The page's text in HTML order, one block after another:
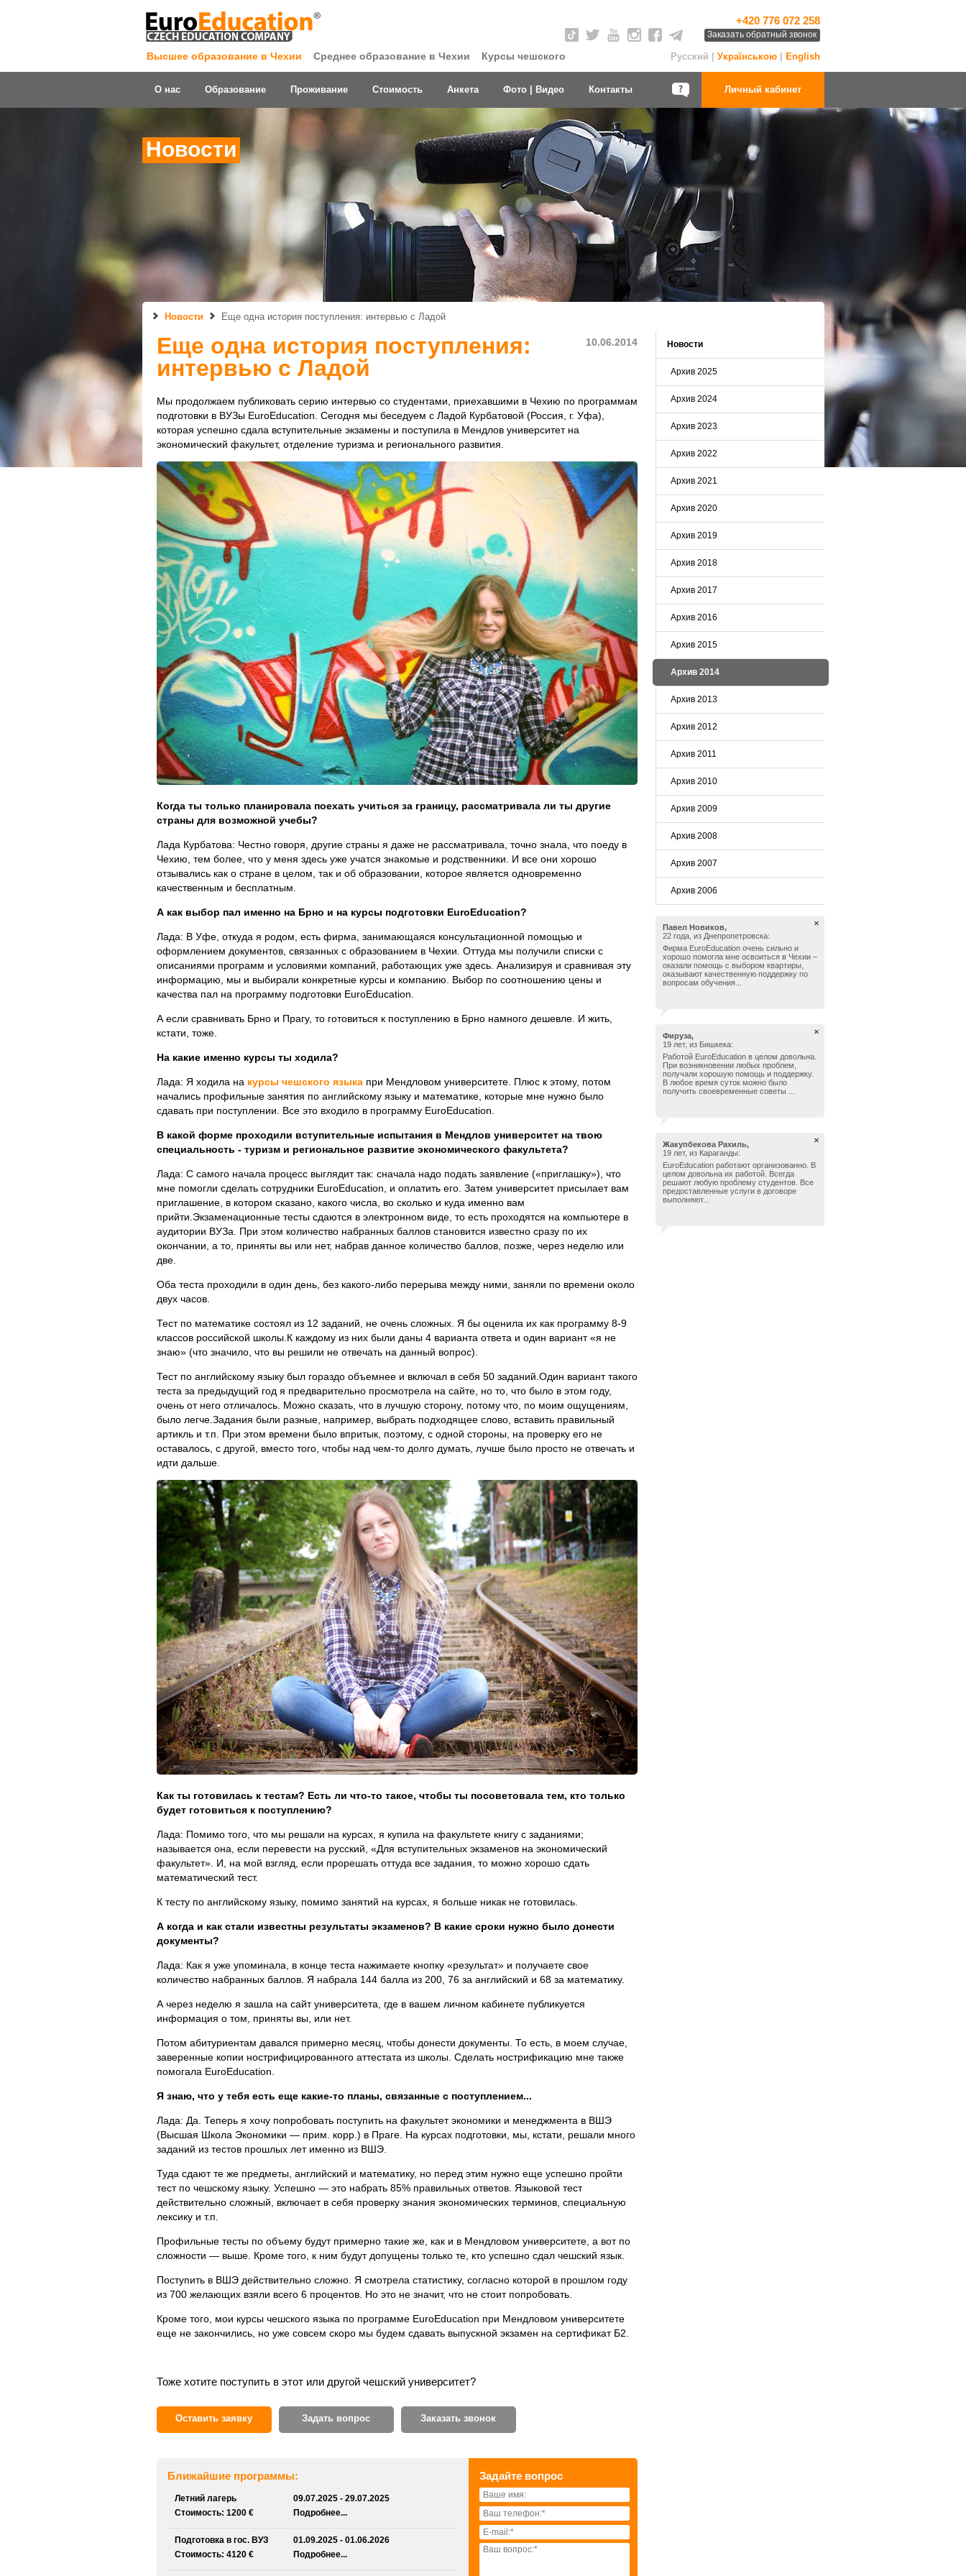
Высшее образование в Чехии Среднее образование в Чехии Курсы чешского
+420 776 072 258
Заказать обратный звонок
Русский | Українською| English
О нас Образование Проживание Стоимость Анкета Фото | Видео Контакты Личный кабинет
Новости
Новости Еще одна история поступления: интервью с Ладой
Новости
Архив 2025
Архив 2024
Архив 2023
Архив 2022
Архив 2021
Архив 2020
Архив 2019
Архив 2018
Архив 2017
Архив 2016
Архив 2015
Архив 2014
Архив 2013
Архив 2012
Архив 2011
Архив 2010
Архив 2009
Архив 2008
Архив 2007
Архив 2006
Павел Новиков,
22 года, из Днепропетровска:
Фирма EuroEducation очень сильно и
хорошо помогла мне освоиться в Чехии –
оказали помощь с выбором квартиры,
оказывают качественную поддержку по
вопросам обучения...
Фируза,
19 лет, из Бишкека:
Работой EuroEducation в целом довольна.
При возникновении любых проблем,
получали хорошую помощь и поддержку.
В любое время суток можно было
получить своевременные советы ...
Жакупбекова Рахиль,
19 лет, из Караганды:
EuroEducation работают организованно. В
целом довольна их работой. Всегда
решают любую проблему студентов. Все
предоставленные услуги в договоре
выполняют...
10.06.2014
Еще одна история поступления:
интервью с Ладой
Мы продолжаем публиковать серию интервью со студентами, приехавшими в Чехию по программам
подготовки в ВУЗы EuroEducation. Сегодня мы беседуем с Ладой Курбатовой (Россия, г. Уфа),
которая успешно сдала вступительные экзамены и поступила в Мендлов университет на
экономический факультет, отделение туризма и регионального развития.
Когда ты только планировала поехать учиться за границу, рассматривала ли ты другие
страны для возможной учебы?
Лада Курбатова: Честно говоря, другие страны я даже не рассматривала, точно знала, что поеду в
Чехию, тем более, что у меня здесь уже учатся знакомые и родственники. И все они хорошо
отзывались как о стране в целом, так и об образовании, которое является одновременно
качественным и бесплатным.
А как выбор пал именно на Брно и на курсы подготовки EuroEducation?
Лада: В Уфе, откуда я родом, есть фирма, занимающаяся консультационной помощью и
оформлением документов, связанных с образованием в Чехии. Оттуда мы получили списки с
описаниями программ и условиями компаний, работающих уже здесь. Анализируя и сравнивая эту
информацию, мы и выбирали конкретные курсы и компанию. Выбор по соотношению цены и
качества пал на программу подготовки EuroEducation.
А если сравнивать Брно и Прагу, то готовиться к поступлению в Брно намного дешевле. И жить,
кстати, тоже.
На какие именно курсы ты ходила?
Лада: Я ходила на курсы чешского языкапри Мендловом университете. Плюс к этому, потом
начались профильные занятия по английскому языку и математике, которые мне нужно было
сдавать при поступлении. Все это входило в программу EuroEducation.
В какой форме проходили вступительные испытания в Мендлов университет на твою
специальность - туризм и региональное развитие экономического факультета?
Лада: С самого начала процесс выглядит так: сначала надо подать заявление («приглашку»), что
мне помогли сделать сотрудники EuroEducation, и оплатить его. Затем университет присылает вам
приглашение, в котором сказано, какого числа, во сколько и куда именно вам
прийти.Экзаменационные тесты сдаются в электронном виде, то есть проходятся на компьютере в
аудитории ВУЗа. При этом количество набранных баллов становится известно сразу по их
окончании, а то, приняты вы или нет, набрав данное количество баллов, позже, через неделю или
две.
Оба теста проходили в один день, без какого-либо перерыва между ними, заняли по времени около
двух часов.
Тест по математике состоял из 12 заданий, не очень сложных. Я бы оценила их как программу 8-9
классов российской школы.К каждому из них были даны 4 варианта ответа и один вариант «я не
знаю» (что значило, что вы решили не отвечать на данный вопрос).
Тест по английскому языку был гораздо объемнее и включал в себя 50 заданий.Один вариант такого
теста за предыдущий год я предварительно просмотрела на сайте, но то, что было в этом году,
очень от него отличалось. Можно сказать, что в лучшую сторону, потому что, по моим ощущениям,
было легче.Задания были разные, например, выбрать подходящее слово, вставить правильный
артикль и т.п. При этом времени было впритык, поэтому, с одной стороны, на проверку его не
оставалось, с другой, вместо того, чтобы над чем-то долго думать, лучше было просто не отвечать и
идти дальше.
Как ты готовилась к тестам? Есть ли что-то такое, чтобы ты посоветовала тем, кто только
будет готовиться к поступлению?
Лада: Помимо того, что мы решали на курсах, я купила на факультете книгу с заданиями;
называется она, если перевести на русский, «Для вступительных экзаменов на экономический
факультет». И, на мой взгляд, если прорешать оттуда все задания, то можно хорошо сдать
математический тест.
К тесту по английскому языку, помимо занятий на курсах, я больше никак не готовилась.
А когда и как стали известны результаты экзаменов? В какие сроки нужно было донести
документы?
Лада: Как я уже упоминала, в конце теста нажимаете кнопку «результат» и получаете свое
количество набранных баллов. Я набрала 144 балла из 200, 76 за английский и 68 за математику.
А через неделю я зашла на сайт университета, где в вашем личном кабинете публикуется
информация о том, приняты вы, или нет.
Потом абитуриентам давался примерно месяц, чтобы донести документы. То есть, в моем случае,
заверенные копии нострифицированного аттестата из школы. Сделать нострификацию мне также
помогала EuroEducation.
Я знаю, что у тебя есть еще какие-то планы, связанные с поступлением...
Лада: Да. Теперь я хочу попробовать поступить на факультет экономики и менеджмента в ВШЭ
(Высшая Школа Экономики — прим. корр.) в Праге. На курсах подготовки, мы, кстати, решали много
заданий из тестов прошлых лет именно из ВШЭ.
Туда сдают те же предметы, английский и математику, но перед этим нужно еще успешно пройти
тест по чешскому языку. Успешно — это набрать 85% правильных ответов. Языковой тест
действительно сложный, включает в себя проверку знания экономических терминов, специальную
лексику и т.п.
Профильные тесты по объему будут примерно такие же, как и в Мендловом университете, а вот по
сложности — выше. Кроме того, к ним будут допущены только те, кто успешно сдал чешский язык.
Поступить в ВШЭ действительно сложно. Я смотрела статистику, согласно которой в прошлом году
из 700 желающих взяли всего 6 процентов. Но это не значит, что не стоит попробовать.
Кроме того, мои курсы чешского языка по программе EuroEducation при Мендловом университете
еще не закончились, но уже совсем скоро мы будем сдавать выпускной экзамен на сертификат Б2.
Тоже хотите поступить в этот или другой чешский университет?
Оставить заявку Задать вопрос Заказать звонок
Ближайшие программы:
Летний лагерь
Стоимость: 1200 €
09.07.2025 - 29.07.2025
Подробнее...
Подготовка в гос. ВУЗ
Стоимость: 4120 €
01.09.2025 - 01.06.2026
Подробнее...
Задайте вопрос